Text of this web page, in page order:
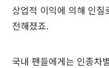
상업적 이익에 의해 인
전해졌죠.
국내 팬들에게는 인종차